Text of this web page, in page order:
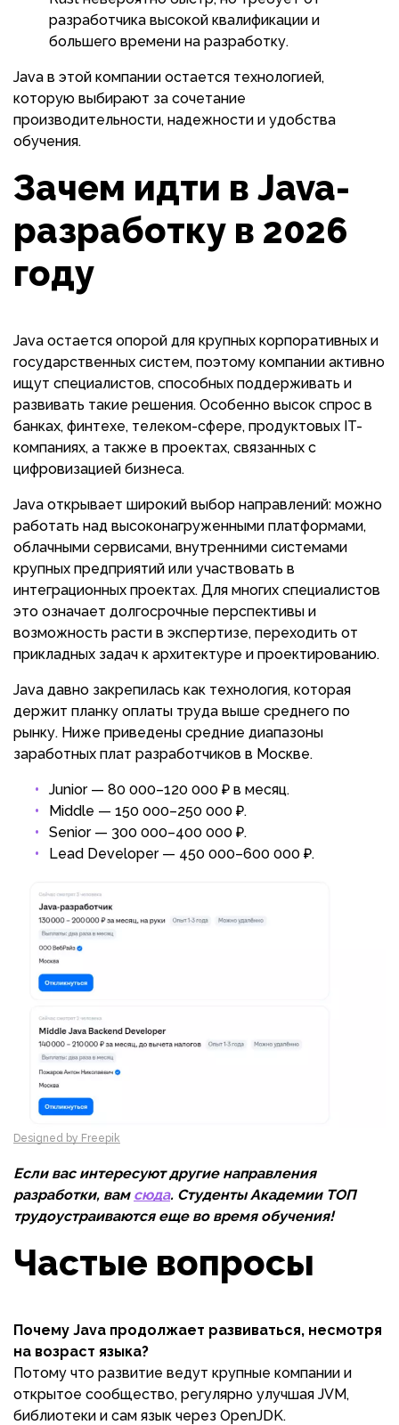
разработчика высокой квалификации и
большего времени на разработку.
Java в этой компании остается технологией,
которую выбирают за сочетание
производительности, надежности и удобства
обучения.
Зачем идти в Java-
разработку в 2026
году
Java остается опорой для крупных корпоративных и
государственных систем, поэтому компании активно
ищут специалистов, способных поддерживать и
развивать такие решения. Особенно высок спрос в
банках, финтехе, телеком-сфере, продуктовых IT-
компаниях, а также в проектах, связанных с
цифровизацией бизнеса.
Java открывает широкий выбор направлений: можно
работать над высоконагруженными платформами,
облачными сервисами, внутренними системами
крупных предприятий или участвовать в
интеграционных проектах. Для многих специалистов
это означает долгосрочные перспективы и
возможность расти в экспертизе, переходить от
прикладных задач к архитектуре и проектированию.
Java давно закрепилась как технология, которая
держит планку оплаты труда выше среднего по
рынку. Ниже приведены средние диапазоны
заработных плат разработчиков в Москве.
Junior — 80 000–120 000 ₽ в месяц.
Middle — 150 000–250 000 ₽.
Senior — 300 000–400 000 ₽.
Lead Developer — 450 000–600 000 ₽.
Designed by Freepik
Если вас интересуют другие направления
разработки, вам сюда. Студенты Академии ТОП
трудоустраиваются еще во время обучения!
Частые вопросы
Почему Java продолжает развиваться, несмотря
на возраст языка?
Потому что развитие ведут крупные компании и
открытое сообщество, регулярно улучшая JVM,
библиотеки и сам язык через OpenJDK.